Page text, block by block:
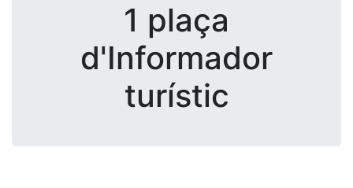
1 plaça
d'Informador
turístic